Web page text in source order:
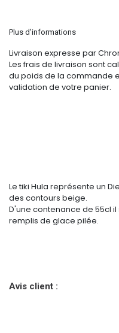
Plus d'informations
Livraison expresse par
Les frais de livraison sont
du poids de la commande
validation de votre panier.
Le tiki Hula représente un
des contours beige.
D'une contenance de 55cl
remplis de glace pilée.
Avis client :